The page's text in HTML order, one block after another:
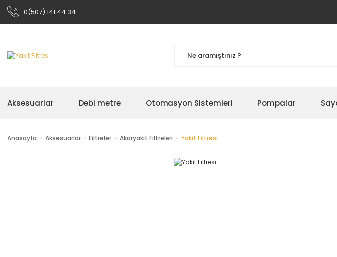
0(507) 141 44 34
Aksesuarlar Debi metre Otomasyon Sistemleri Pompalar
Anasayfa Aksesuarlar Filtreler Akaryakıt Filtreleri Yakıt Filtresi